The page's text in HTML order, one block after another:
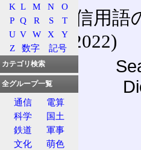
通信用語
(27-May-2022)
K L M N
O
P Q R S
T
U V W X
Y
Z
数字 記号
カテゴリ検索
全グループ一覧
通信
電算
科学
国土
鉄道
軍事
文化
萌色